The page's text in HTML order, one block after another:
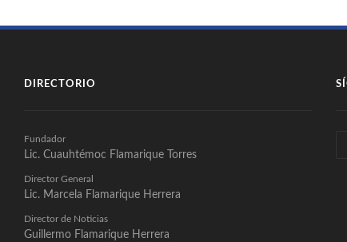
DIRECTORIO
Fundador
Lic. Cuauhtémoc Flamarique Torres
Director General
Lic. Marcela Flamarique Herrera
Director de Noticias
Guillermo Flamarique Herrera